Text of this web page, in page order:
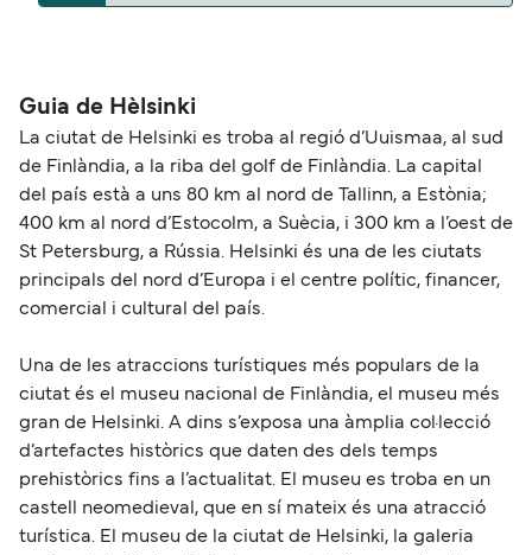
puedes viajar con mascotas con:
Viking Line
Guia de Hèlsinki
La ciutat de Helsinki es troba al regió d’Uuismaa, al sud
de Finlàndia, a la riba del golf de Finlàndia. La capital
del país està a uns 80 km al nord de Tallinn, a Estònia;
400 km al nord d’Estocolm, a Suècia, i 300 km a l’oest de
St Petersburg, a Rússia. Helsinki és una de les ciutats
principals del nord d’Europa i el centre polític, financer,
comercial i cultural del país.
Una de les atraccions turístiques més populars de la
ciutat és el museu nacional de Finlàndia, el museu més
gran de Helsinki. A dins s’exposa una àmplia col·lecció
d’artefactes històrics que daten des dels temps
prehistòrics fins a l’actualitat. El museu es troba en un
castell neomedieval, que en sí mateix és una atracció
turística. El museu de la ciutat de Helsinki, la galeria